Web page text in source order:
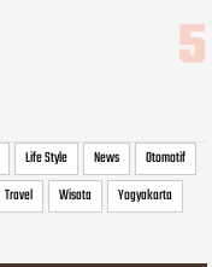
Life Style News
Otomotif
Travel Wisata Yogyakarta